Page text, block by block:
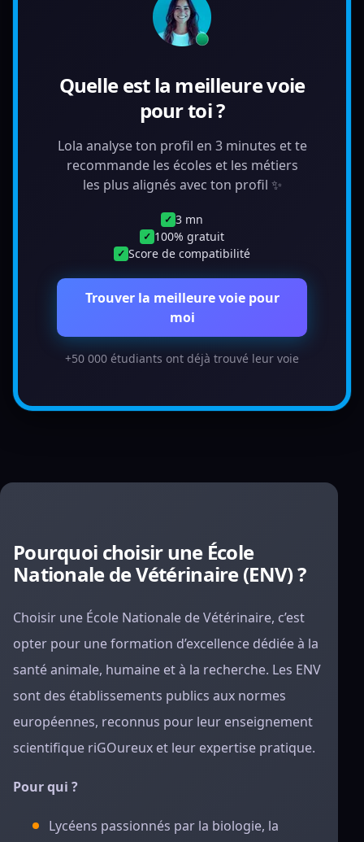
Quelle est la meilleure voie
pour toi ?
Lola analyse ton profil en 3 minutes et te
recommande les écoles et les métiers
les plus alignés avec ton profil ✨
✓ 3 mn
✓ 100% gratuit
✓ Score de compatibilité
Trouver la meilleure voie pour
moi
+50 000 étudiants ont déjà trouvé leur voie
Pourquoi choisir une École
Nationale de Vétérinaire (ENV) ?
Choisir une École Nationale de Vétérinaire, c’est
opter pour une formation d’excellence dédiée à la
santé animale, humaine et à la recherche. Les ENV
sont des établissements publics aux normes
européennes, reconnus pour leur enseignement
scientifique riGOureux et leur expertise pratique.
Pour qui ?
Lycéens passionnés par la biologie, la